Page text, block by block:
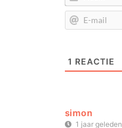
1 REACTIE
simon
1 jaar geleden